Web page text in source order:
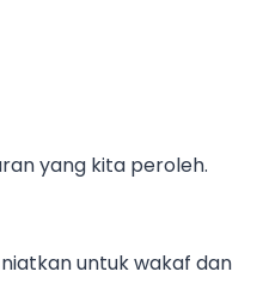
yang kita peroleh.
untuk wakaf dan